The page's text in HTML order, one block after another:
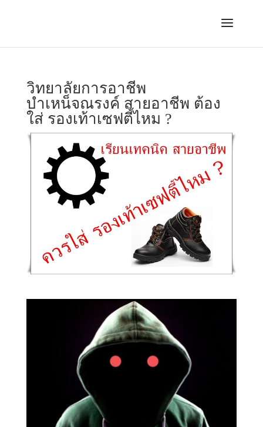
วิทยาลัยการอาชีพ
บำเหน็จณรงค์ สายอาชีพ ต้อง
ใส่ รองเท้าเซฟตี้ไหม ?